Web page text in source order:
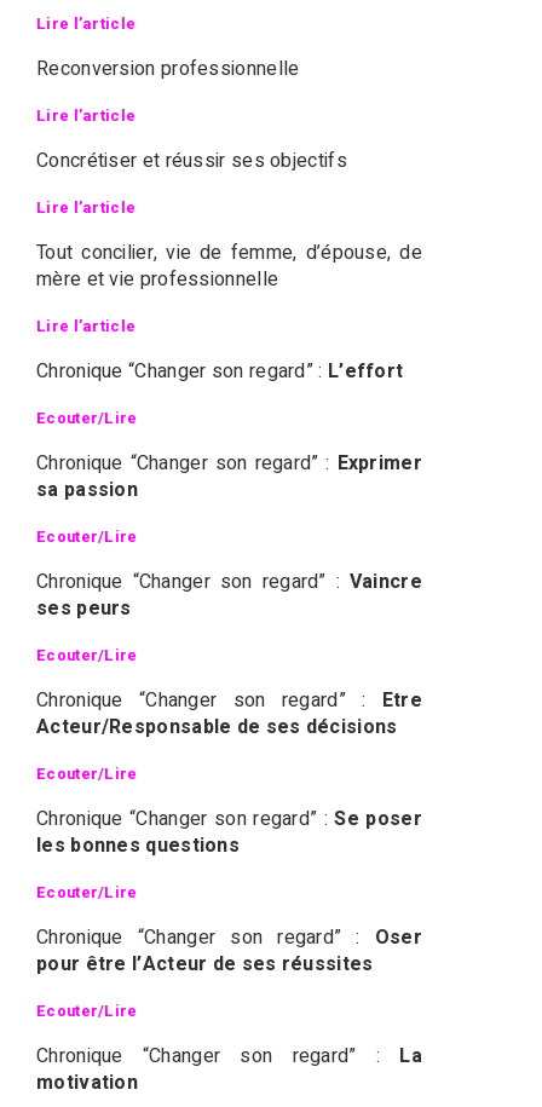
Lire l’article
Reconversion professionnelle
Lire l’article
Concrétiser et réussir ses objectifs
Lire l’article
Tout concilier, vie de femme, d’épouse, de
mère et vie professionnelle
Lire l’article
Chronique “Changer son regard” : L’effort
Ecouter/Lire
Chronique “Changer son regard” : Exprimer
sa passion
Ecouter/Lire
Chronique “Changer son regard” : Vaincre
ses peurs
Ecouter/Lire
Chronique “Changer son regard” : Etre
Acteur/Responsable de ses décisions
Ecouter/Lire
Chronique “Changer son regard” :Se poser
les bonnes questions
Ecouter/Lire
Chronique “Changer son regard” : Oser
pour être l’Acteur de ses réussites
Ecouter/Lire
Chronique “Changer son regard” : La
motivation